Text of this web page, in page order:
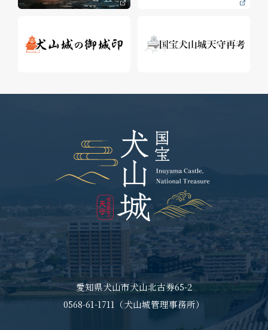
愛知県犬山市犬山北古券65-2
0568-61-1711（犬山城管理事務所）